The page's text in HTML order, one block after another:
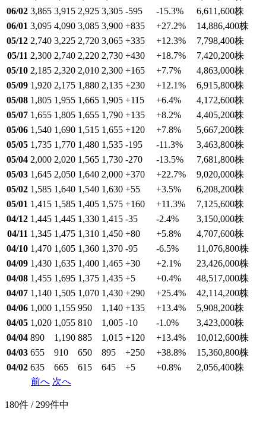
06/02 3,865 3,915 2,925 3,305 -595 -15.3% 6,611,600株
06/01 3,095 4,090 3,085 3,900 +835 +27.2% 14,886,400株
05/12 2,740 3,225 2,720 3,065 +335 +12.3% 7,798,400株
05/11 2,300 2,740 2,220 2,730 +430 +18.7% 7,420,200株
05/10 2,185 2,320 2,010 2,300 +165 +7.7% 4,863,000株
05/09 1,920 2,175 1,880 2,135 +230 +12.1% 6,915,800株
05/08 1,805 1,955 1,665 1,905 +115 +6.4% 4,172,600株
05/07 1,655 1,805 1,655 1,790 +135 +8.2% 4,405,200株
05/06 1,540 1,690 1,515 1,655 +120 +7.8% 5,667,200株
05/05 1,735 1,770 1,480 1,535 -195 -11.3% 3,463,800株
05/04 2,000 2,020 1,565 1,730 -270 -13.5% 7,681,800株
05/03 1,645 2,050 1,640 2,000 +370 +22.7% 9,020,000株
05/02 1,585 1,640 1,540 1,630 +55 +3.5% 6,208,200株
05/01 1,415 1,585 1,405 1,575 +160 +11.3% 7,125,600株
04/12 1,445 1,445 1,330 1,415 -35 -2.4% 3,150,000株
04/11 1,345 1,475 1,310 1,450 +80 +5.8% 4,707,600株
04/10 1,470 1,605 1,360 1,370 -95 -6.5% 11,076,800株
04/09 1,430 1,635 1,400 1,465 +30 +2.1% 23,426,000株
04/08 1,455 1,695 1,375 1,435 +5 +0.4% 48,517,000株
04/07 1,140 1,505 1,070 1,430 +290 +25.4% 42,114,200株
04/06 1,000 1,155 950 1,140 +135 +13.4% 5,908,200株
04/05 1,020 1,055 810 1,005 -10 -1.0% 3,423,000株
04/04 890 1,190 885 1,015 +120 +13.4% 10,012,600株
04/03 655 910 650 895 +250 +38.8% 15,360,800株
04/02 635 665 615 645 +5 +0.8% 2,056,400株
前へ 次へ
180件 / 299件中